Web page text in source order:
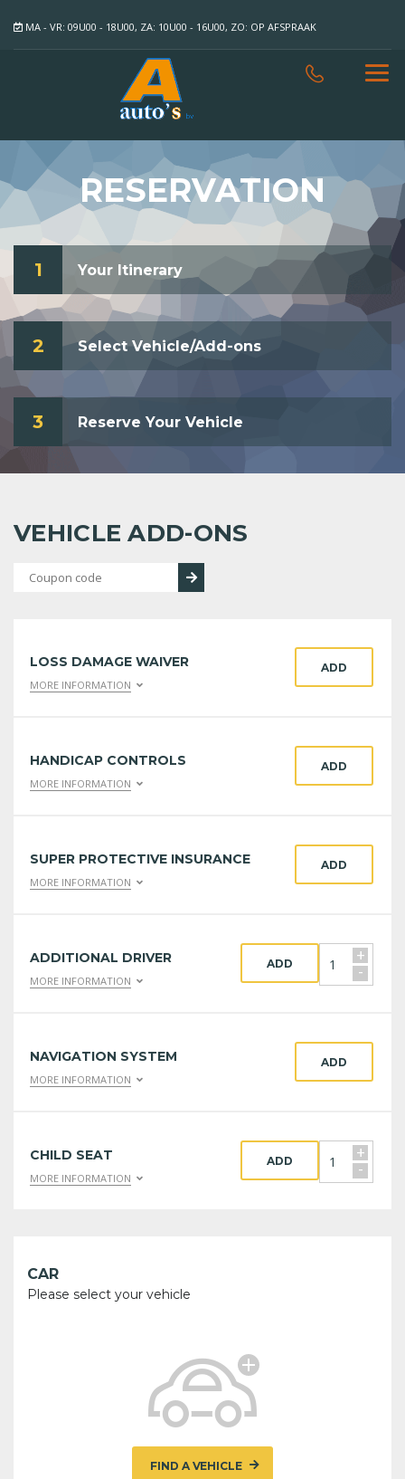
MA - VR: 09U00 - 18U00, ZA: 10U00 - 16U00, ZO: OP AFSPRAAK
RESERVATION
1 Your Itinerary
2 Select Vehicle/Add-ons
3 Reserve Your Vehicle
VEHICLE ADD-ONS
LOSS DAMAGE WAIVER
MORE INFORMATION
ADD
HANDICAP CONTROLS
MORE INFORMATION
ADD
SUPER PROTECTIVE INSURANCE
MORE INFORMATION
ADD
ADDITIONAL DRIVER
MORE INFORMATION
+
-
ADD
NAVIGATION SYSTEM
MORE INFORMATION
ADD
CHILD SEAT
MORE INFORMATION
+
-
ADD
CAR
Please select your vehicle
FIND A VEHICLE